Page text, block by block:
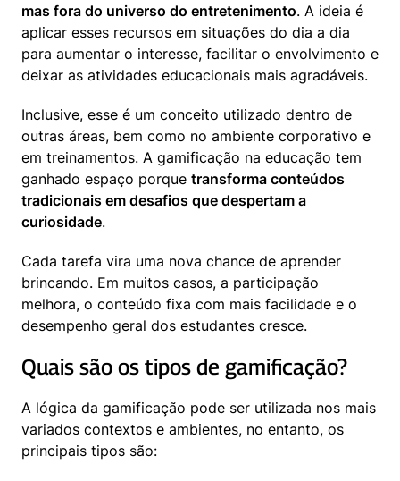
mas fora do universo do entretenimento. A ideia é
aplicar esses recursos em situações do dia a dia
para aumentar o interesse, facilitar o envolvimento e
deixar as atividades educacionais mais agradáveis.
Inclusive, esse é um conceito utilizado dentro de
outras áreas, bem como no ambiente corporativo e
em treinamentos. A gamificação na educação tem
ganhado espaço porque transforma conteúdos
tradicionais em desafios que despertam a
curiosidade.
Cada tarefa vira uma nova chance de aprender
brincando. Em muitos casos, a participação
melhora, o conteúdo fixa com mais facilidade e o
desempenho geral dos estudantes cresce.
Quais são os tipos de gamificação?
A lógica da gamificação pode ser utilizada nos mais
variados contextos e ambientes, no entanto, os
principais tipos são: